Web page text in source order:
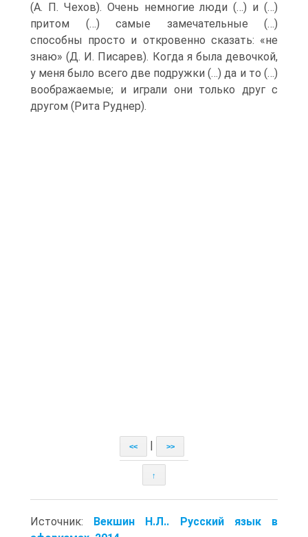
(А. П. Чехов). Очень немногие люди (…) и (…)
притом (…) самые замечательные (…)
способны просто и откровенно сказать: «не
знаю» (Д. И. Писарев). Когда я была девочкой,
у меня было всего две подружки (…) да и то (…)
воображаемые; и играли они только друг с
другом (Рита Руднер).
<< >>
↑
Источник: Векшин Н.Л.. Русский язык в